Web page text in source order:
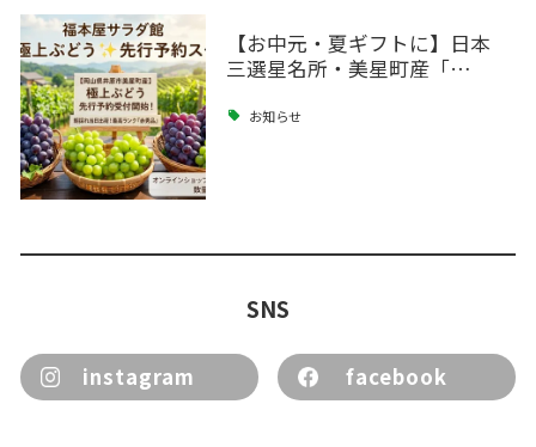
【お中元・夏ギフトに】日本
三選星名所・美星町産「…
お知らせ
SNS
instagram facebook